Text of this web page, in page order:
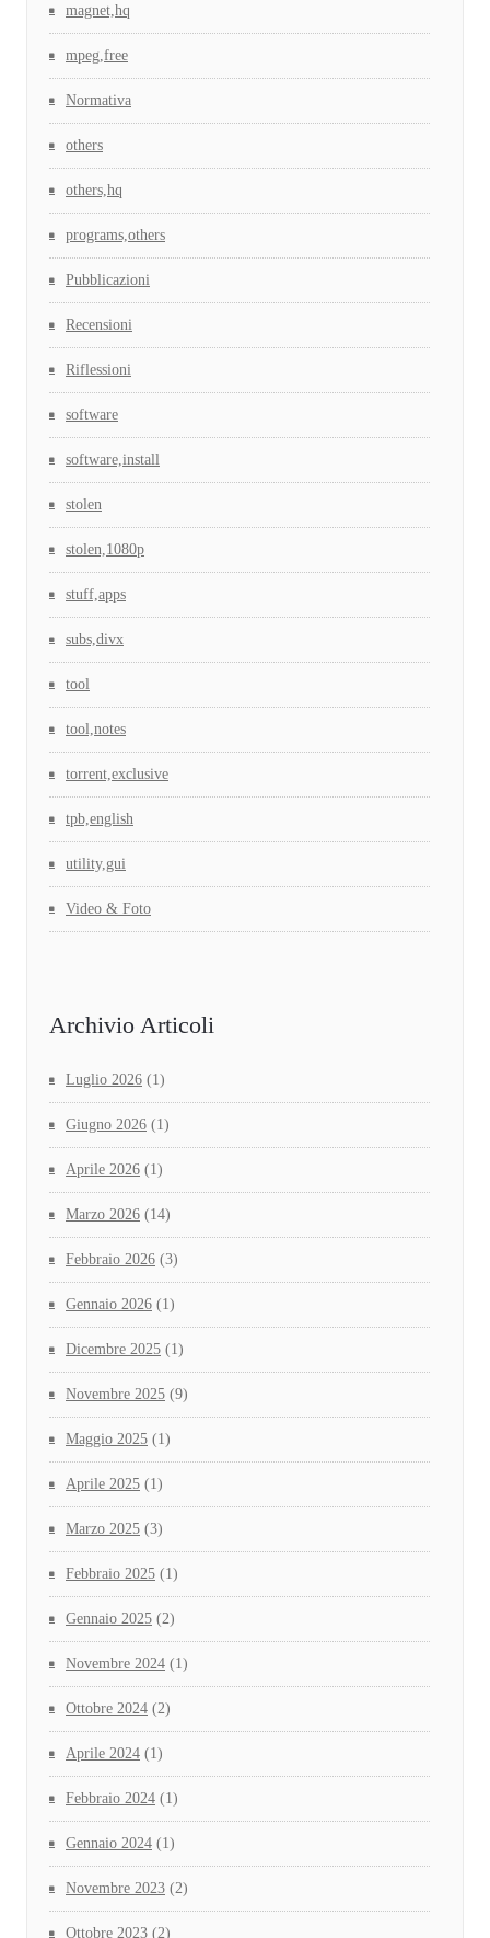
magnet,hq
mpeg,free
Normativa
others
others,hq
programs,others
Pubblicazioni
Recensioni
Riflessioni
software
software,install
stolen
stolen,1080p
stuff,apps
subs,divx
tool
tool,notes
torrent,exclusive
tpb,english
utility,gui
Video & Foto
Archivio Articoli
Luglio 2026 (1)
Giugno 2026 (1)
Aprile 2026 (1)
Marzo 2026 (14)
Febbraio 2026 (3)
Gennaio 2026 (1)
Dicembre 2025 (1)
Novembre 2025 (9)
Maggio 2025 (1)
Aprile 2025 (1)
Marzo 2025 (3)
Febbraio 2025 (1)
Gennaio 2025 (2)
Novembre 2024 (1)
Ottobre 2024 (2)
Aprile 2024 (1)
Febbraio 2024 (1)
Gennaio 2024 (1)
Novembre 2023 (2)
Ottobre 2023 (2)